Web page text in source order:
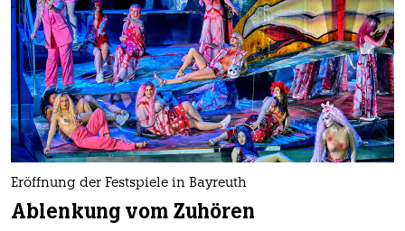
Eröffnung der Festspiele in Bayreuth
Ablenkung vom Zuhören